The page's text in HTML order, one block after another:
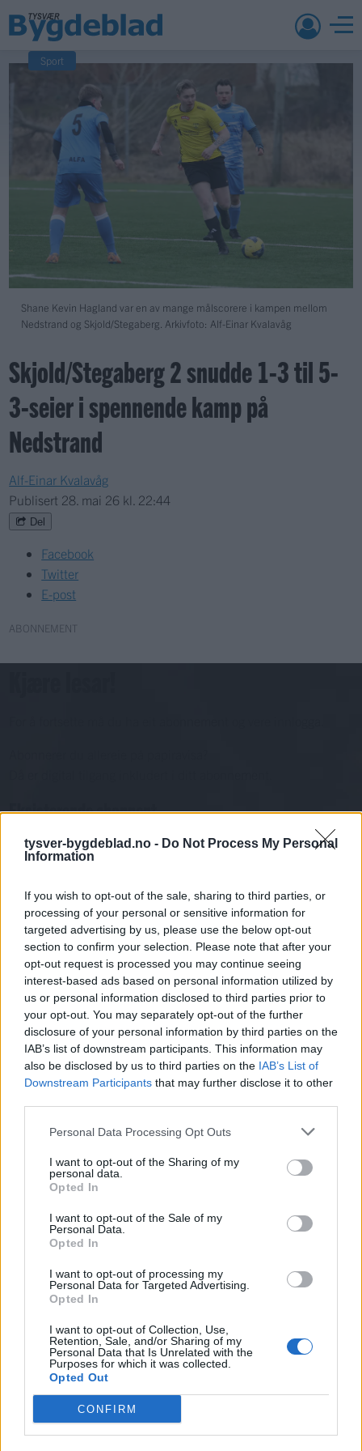
tysver-bygdeblad.no - Do Not Process My Personal
Information
If you wish to opt-out of the sale, sharing to third parties, or
processing of your personal or sensitive information for
targeted advertising by us, please use the below opt-out
section to confirm your selection. Please note that after your
opt-out request is processed you may continue seeing
interest-based ads based on personal information utilized by
us or personal information disclosed to third parties prior to
your opt-out. You may separately opt-out of the further
disclosure of your personal information by third parties on the
IAB’s list of downstream participants. This information may
also be disclosed by us to third parties on the IAB’s List of
Downstream Participants that may further disclose it to other
Personal Data Processing Opt Outs
I want to opt-out of the Sharing of my
personal data.
Opted In
I want to opt-out of the Sale of my
Personal Data.
Opted In
I want to opt-out of processing my
Personal Data for Targeted Advertising.
Opted In
I want to opt-out of Collection, Use,
Retention, Sale, and/or Sharing of my
Personal Data that Is Unrelated with the
Purposes for which it was collected.
Opted Out
CONFIRM
Shane Kevin Hagland var en av mange målscorere i kampen mellom
Nedstrand og Skjold/Stegaberg. Arkivfoto: Alf-Einar Kvalavåg
Sport
Skjold/Stegaberg 2 snudde 1-3 til 5-
3-seier i spennende kamp på
Nedstrand
Alf-Einar Kvalavåg
Publisert 28. mai 26 kl. 22:44
Del
Facebook
Twitter
E-post
ABONNEMENT
Eksisterende abonnent
Abo. nr eller e-post
Passord
Har du ikkje abonnement?
Bli abonnent
Sport
Mest lest siste syv dager
– Finner roen på hytta